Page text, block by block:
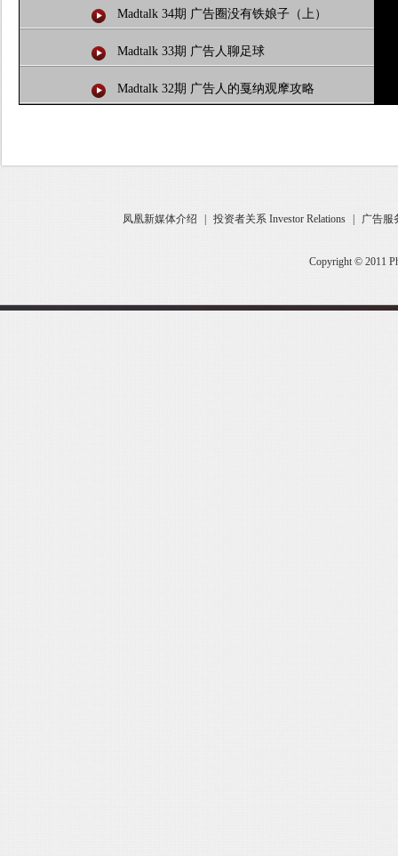
Madtalk 34期 广告圈没有铁娘子（上）
Madtalk 33期 广告人聊足球
Madtalk 32期 广告人的戛纳观摩攻略
凤凰新媒体介绍 投资者关系 Investor Relations 广告服
Copyright © 2011